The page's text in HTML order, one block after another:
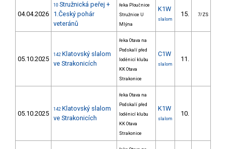
04.04.2026
10 Stružnická peřej +
1.Český pohár
veteránů
řeka Ploučnice
Stružnice U
Mlýna
K1W
slalom
15. 7/ZS
05.10.2025
142 Klatovský slalom
ve Strakonicích
řeka Otava na
Podskalí před
loděnicí klubu
KK Otava
Strakonice
C1W
slalom
11.
05.10.2025
142 Klatovský slalom
ve Strakonicích
řeka Otava na
Podskalí před
loděnicí klubu
KK Otava
Strakonice
K1W
slalom
10.